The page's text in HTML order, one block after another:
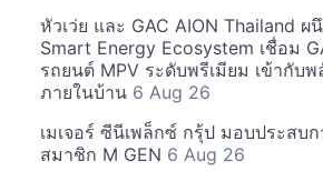
หัวเว่ย และ GAC AION Thailand
Smart Energy Ecosystem เชื่อม
รถยนต์ MPV ระดับพรีเมียม เข้ากับ
ภายในบ้าน 6 Aug 26
เมเจอร์ ซีนีเพล็กซ์ กรุ้ป มอบประสบ
สมาชิก M GEN 6 Aug 26